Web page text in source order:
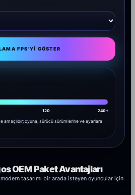
FPS'YI GÖSTER
120 240+
amaçlıdır; oyuna, sürücü sürümlerine ve ayarlara
OEM Paket Avantajları
tasarımı bir arada isteyen oyuncular için